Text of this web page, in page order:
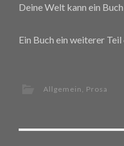
Deine Welt kann ein
Ein Buch ein weiterer
Allgemein , Prosa